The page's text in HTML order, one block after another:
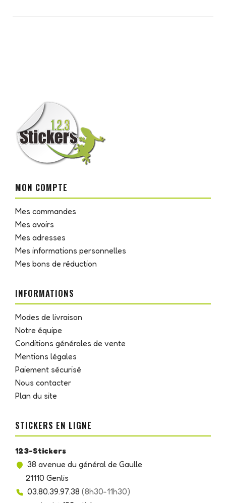
MON COMPTE
Mes commandes
Mes avoirs
Mes adresses
Mes informations personnelles
Mes bons de réduction
INFORMATIONS
Modes de livraison
Notre équipe
Conditions générales de vente
Mentions légales
Paiement sécurisé
Nous contacter
Plan du site
STICKERS EN LIGNE
123-Stickers
38 avenue du général de Gaulle
21110 Genlis
03.80.39.97.38 (8h30-11h30)